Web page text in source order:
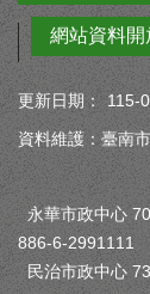
網站資料開
更新日期：
115-
資料維護：臺南
永華市政中心
886-6-2991111
民治市政中心